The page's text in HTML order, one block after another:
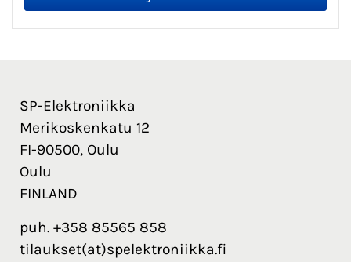
SP-Elektroniikka
Merikoskenkatu 12
FI-90500, Oulu
Oulu
FINLAND
puh. +358 85565 858
tilaukset(at)spelektroniikka.fi